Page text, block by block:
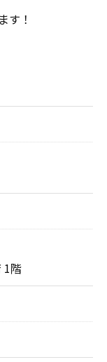
す！
1階